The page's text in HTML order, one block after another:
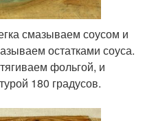
смазываем соусом и
остатками соуса.
фольгой, и
180 градусов.